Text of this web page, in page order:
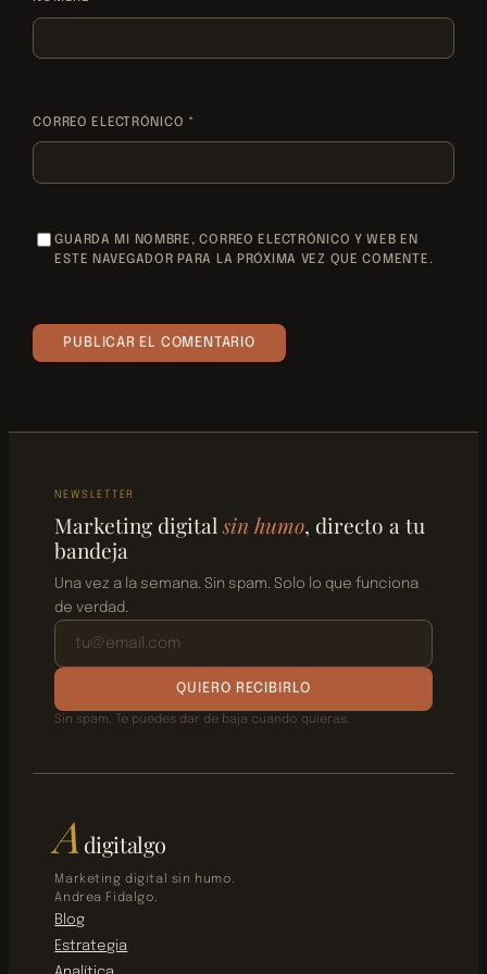
CORREO ELECTRÓNICO *
GUARDA MI NOMBRE, CORREO ELECTRÓNICO Y WEB EN
ESTE NAVEGADOR PARA LA PRÓXIMA VEZ QUE COMENTE.
NEWSLETTER
Marketing digitalsin humo, directo a tu
bandeja
Una vez a la semana. Sin spam. Solo lo que funciona
de verdad.
QUIERO RECIBIRLO
Sin spam. Te puedes dar de baja cuando quieras.
A digitalgo
Marketing digital sin humo.
Andrea Fidalgo.
Blog
Estrategia